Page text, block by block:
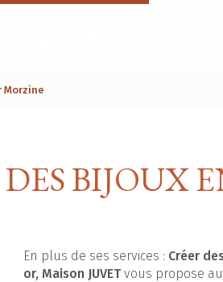
Morzine
BIJOUX
En plus de ses services : Créer
or, Maison JUVETvous propose